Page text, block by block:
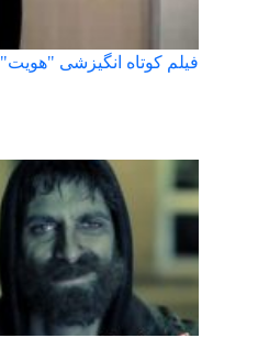
فیلم کوتاه انگیزشی "هویت"